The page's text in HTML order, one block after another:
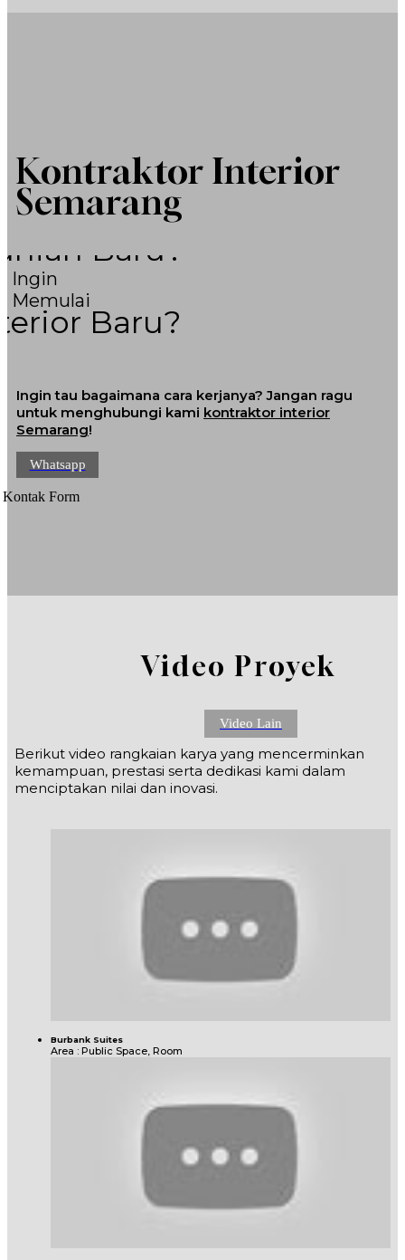
Kontraktor Interior
Semarang
Ingin
Memulai
Baru?
Baru?
Baru?
Tempat?
Ingin tau bagaimana cara kerjanya? Jangan ragu
untuk menghubungi kami kontraktor interior
Semarang!
Whatsapp
Kontak Form
Video Proyek
Video Lain
Berikut video rangkaian karya yang mencerminkan
kemampuan, prestasi serta dedikasi kami dalam
menciptakan nilai dan inovasi.
Burbank Suites
Area : Public Space, Room